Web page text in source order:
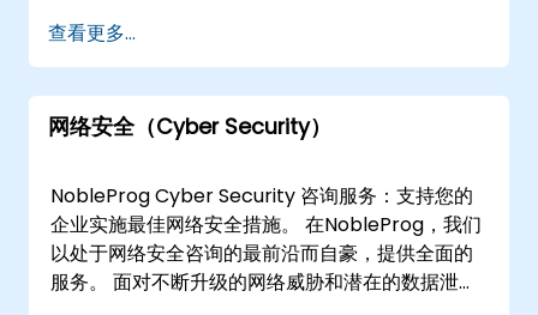
供。远程咨询利用交互式远程桌面环境，无需物理
旅行即可进行实时分析和解决方案架构。线下咨询
可以在您所在地或NobleProg企业中心进行，确保
提供符合您特定运营需求和基础设施的定制支持。
查看更多...
网络安全（Cyber Security）
NobleProg Cyber Security 咨询服务：支持您的
企业实施最佳网络安全措施。 在NobleProg，我们
以处于网络安全咨询的最前沿而自豪，提供全面的
服务。 面对不断升级的网络威胁和潜在的数据泄